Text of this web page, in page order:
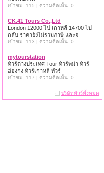
เข้าชม: 115 | ความคิดเห็น: 0
CK.41 Tours Co.,Ltd
London 12000 ไป เกาหลี 14700 ไป
กลับ ราคายังไม่รวมภาษี และจ
เข้าชม: 113 | ความคิดเห็น: 0
mytourstation
ทัวร์ต่างประเทศ Tour ทัวร์พม่า ทัวร์
ฮ่องกง ทัวร์เกาหลี ทัวร์
เข้าชม: 117 | ความคิดเห็น: 0
บริษัททัวร์ทั้งหมด